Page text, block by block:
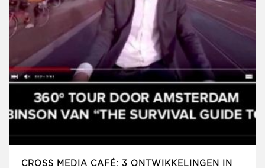
CROSS MEDIA CAFÉ: 3 ONTWIKKELINGEN IN